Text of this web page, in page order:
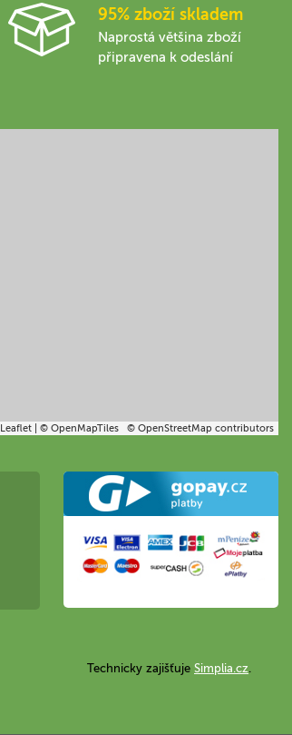
95% zboží skladem
Naprostá většina zboží
připravena k odeslání
Leaflet © OpenMapTiles © OpenStreetMap contributors
Technicky zajišťuje Simplia.cz